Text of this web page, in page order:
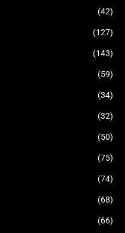
(42)
(127)
(143)
(59)
(34)
(32)
(50)
(75)
(74)
(68)
(66)